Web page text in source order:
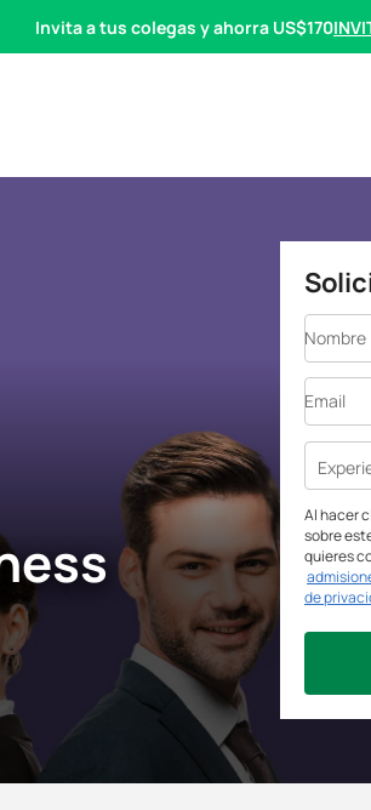
Invita a tus colegas y ahorra US$170
Nombre
Email
Al hacer
sobre
quieres
de